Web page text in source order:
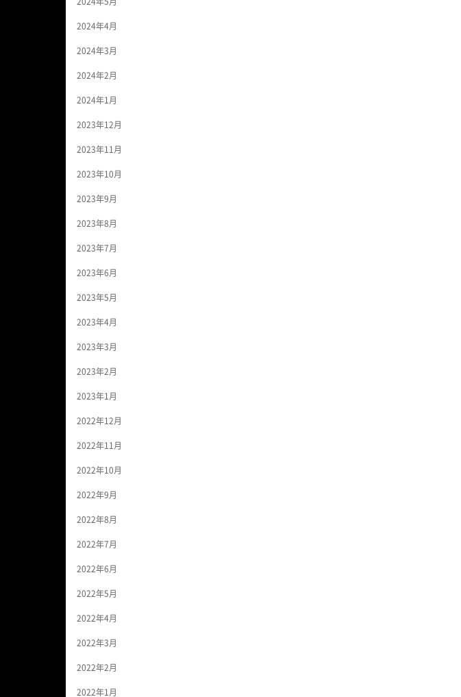
2024年4月
2024年3月
2024年2月
2024年1月
2023年12月
2023年11月
2023年10月
2023年9月
2023年8月
2023年7月
2023年6月
2023年5月
2023年4月
2023年3月
2023年2月
2023年1月
2022年12月
2022年11月
2022年10月
2022年9月
2022年8月
2022年7月
2022年6月
2022年5月
2022年4月
2022年3月
2022年2月
2022年1月